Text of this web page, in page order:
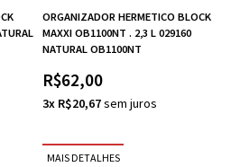
ORGANIZADOR HERMETICO BLOCK
MAXXI OB1100NT . 2,3 L 029160
NATURAL OB1100NT
R$62,00
3x R$20,67